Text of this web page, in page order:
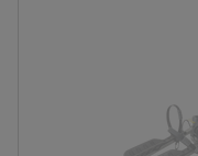
možnost naklápění